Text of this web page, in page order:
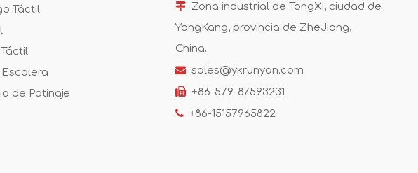
Táctil
de Patinaje
Zona industrial de TongXi, ciudad de
YongKang, provincia de ZheJiang,
China.
 sales@ykrunyan.com
 +86-579-87593231
 +86-15157965822